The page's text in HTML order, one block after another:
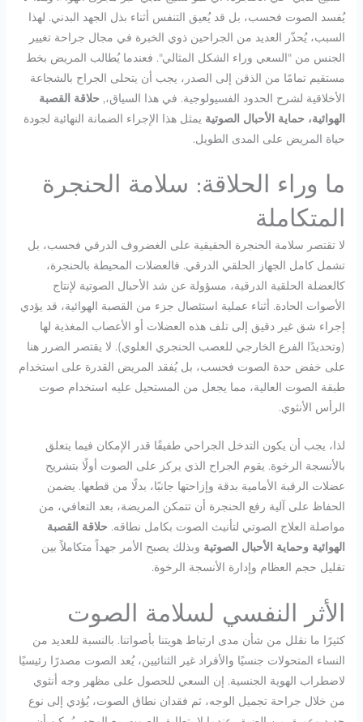
يُفسد الصوت فحسب، بل قد يُعيق التنفس أثناء بذل الجهد البدني. لهذا
السبب، يُحذّر العديد من الجراحين ذوي الخبرة في مجال جراحة تغيير
الجنس من "السعي وراء الشكل المثالي". فعندما يُطالب المريض بخط
مستقيم تمامًا من الذقن إلى الصدر، يجب أن يتحلى الجراح بالشجاعة
الأخلاقية لشرح الحدود الفسيولوجية. في هذا السياق،, حلاقة القصبة
الهوائية، حماية الأحبال الصوتية يمثل هذا الإجراء الضمانة النهائية لجودة
حياة المريض على المدى الطويل.
ما وراء الحلاقة: سلامة الحنجرة
المتكاملة
لا تقتصر سلامة الحنجرة الحقيقية على الغضروف الدرقي فحسب، بل
تشمل كامل الجهاز الحلقي الدرقي. فالعضلات المحيطة بالحنجرة،
كالعضلة الحلقية الدرقية، مسؤولة عن شد الأحبال الصوتية لإنتاج
الأصوات الحادة. أثناء عملية استئصال جزء من القصبة الهوائية، قد يؤدي
إجراء شق غير دقيق إلى تلف هذه العضلات أو الأعصاب المغذية لها
(وتحديدًا الفرع الخارجي للعصب الحنجري العلوي). لا يقتصر الضرر هنا
على خفض حدة الصوت فحسب، بل يُفقد المريض القدرة على استخدام
طبقة الصوت العالية، مما يجعل من المستحيل عليه استخدام صوت
الرأس الأنثوي.
لذا، يجب أن يكون التدخل الجراحي طفيفًا قدر الإمكان فيما يتعلق
بالأنسجة الرخوة. يقوم الجراح الذي يركز على الصوت أولًا بتشريح
عضلات الرقبة الأمامية بدقة وإزاحتها جانبًا، بدلًا من قطعها. يضمن
الحفاظ على آلية رفع الحنجرة أن تتمكن المريضة، بعد التعافي، من
مواصلة العلاج الصوتي لتأنيث الصوت بكامل نطاقه. حلاقة القصبة
الهوائية وحماية الأحبال الصوتية وبذلك يصبح الأمر جهداً متكاملاً بين
تقليل حجم العظام وإدارة الأنسجة الرخوة.
الأثر النفسي لسلامة الصوت
كثيرًا ما نقلل من شأن مدى ارتباط هويتنا بأصواتنا. بالنسبة للعديد من
النساء المتحولات جنسيًا والأفراد غير الثنائيين، يُعد الصوت مصدرًا رئيسيًا
لاضطراب الهوية الجنسية. إن السعي للحصول على مظهر وجه أنثوي
من خلال جراحة تجميل الوجه، ثم فقدان نطاق الصوت، يُؤدي إلى نوع